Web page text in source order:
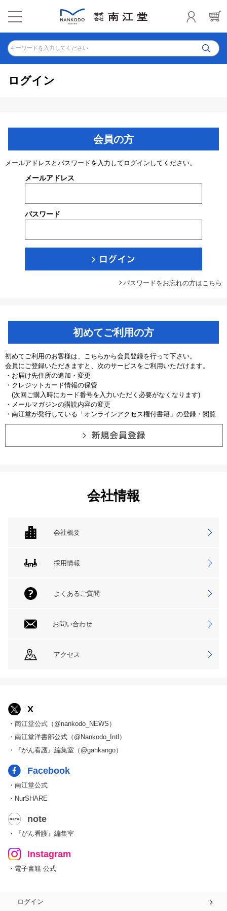
キーワードを入力してください
ログイン
会員の方
メールアドレスとパスワードを入力してログインしてください。
メールアドレス
パスワード
パスワードをお忘れの方はこちら
初めてご利用の方
初めてご利用のお客様は、こちらから会員登録を行って下さい。
会員にご登録いただきますと、次のサービスをご利用いただけます。
・お届け先住所の追加・変更
・クレジットカード情報の保管
(次回ご購入時にカード番号を入力いただく必要がなくなります)
・メールマガジンの購読内容の変更
・南江堂が発行している「オンラインアクセス権付書籍」の登録・閲覧
会社情報
会社概要
採用情報
よくあるご質問
お問い合わせ
アクセス
X
・南江堂公式（@nankodo_NEWS）
・南江堂洋書部公式（@Nankodo_Intl）
・『がん看護』編集室（@gankango）
Facebook
・南江堂公式
・NurSHARE
note
・『がん看護』編集室
Instagram
・電子書籍 公式
ログイン